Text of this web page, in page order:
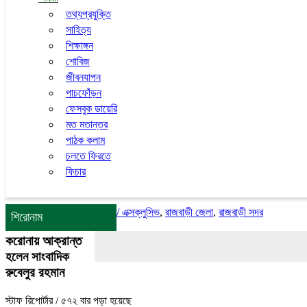
তথ্যপ্রযুক্তি
সাহিত্য
শিক্ষাঙ্গন
শোবিজ
জীবনযাপন
পাচফোঁড়ন
ফেসবুক ডায়েরি
মত মতান্তর
পাঠক কলাম
চলতে ফিরতে
ফিচার
শিরোনাম
/এক্সক্লুসিভ,রাজবাড়ী জেলা,রাজবাড়ী সদর
করোনায় আক্রান্ত
হলেন সাংবাদিক
রুবেলুর রহমান
স্টাফ রিপোর্টার/ ৫৭২ বার পড়া হয়েছে